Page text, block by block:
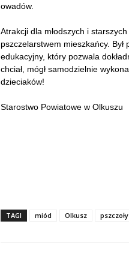
owadów.
Atrakcji dla młodszych i
pszczelarstwem mieszkańcy.
edukacyjny, który pozwala
chciał, mógł samodzielnie
dzieciaków!
Starostwo Powiatowe w Olkuszu
TAGI miód Olkusz pszczoły